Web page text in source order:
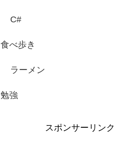
C#
食べ歩き
ラーメン
勉強
スポンサーリンク